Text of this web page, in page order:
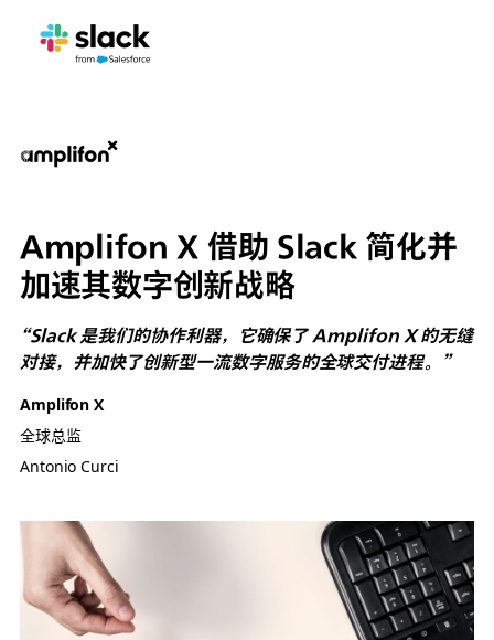
Amplifon X 借助 Slack 简化并
加速其数字创新战略
“Slack 是我们的协作利器，它确保了 Amplifon X 的无缝
对接，并加快了创新型一流数字服务的全球交付进程。”
Amplifon X
全球总监
Antonio Curci